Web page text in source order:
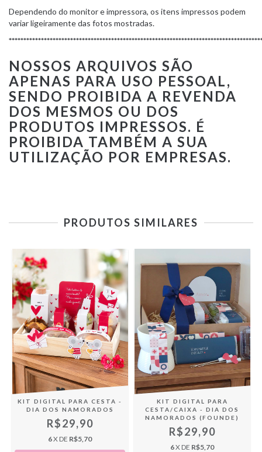
Dependendo do monitor e impressora, os itens impressos podem
variar ligeiramente das fotos mostradas.
NOSSOS ARQUIVOS SÃO
APENAS PARA USO PESSOAL,
SENDO PROIBIDA A REVENDA
DOS MESMOS OU DOS
PRODUTOS IMPRESSOS. É
PROIBIDA TAMBÉM A SUA
UTILIZAÇÃO POR EMPRESAS.
PRODUTOS SIMILARES
KIT DIGITAL PARA CESTA -
DIA DOS NAMORADOS
R$29,90
6X DE R$5,70
KIT DIGITAL PARA
CESTA/CAIXA - DIA DOS
NAMORADOS (FOUNDE)
R$29,90
6X DE R$5,70